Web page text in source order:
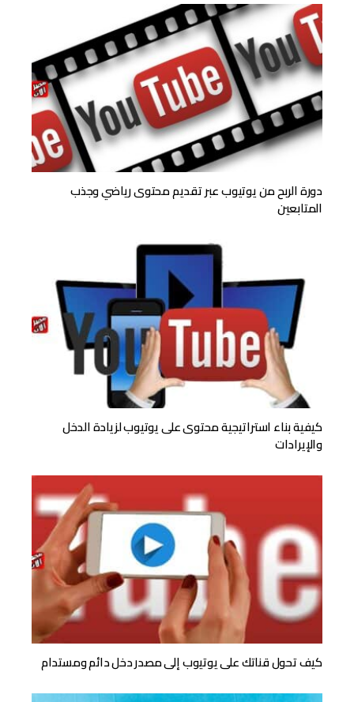
دورة الربح من يوتيوب عبر تقديم محتوى رياضي وجذب
المتابعين
كيفية بناء استراتيجية محتوى على يوتيوب لزيادة الدخل
والإيرادات
كيف تحول قناتك على يوتيوب إلى مصدر دخل دائم ومستدام